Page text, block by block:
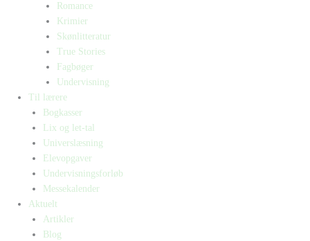
Romance
Krimier
Skønlitteratur
True Stories
Fagbøger
Undervisning
Til lærere
Bogkasser
Lix og let-tal
Universlæsning
Elevopgaver
Undervisningsforløb
Messekalender
Aktuelt
Artikler
Blog